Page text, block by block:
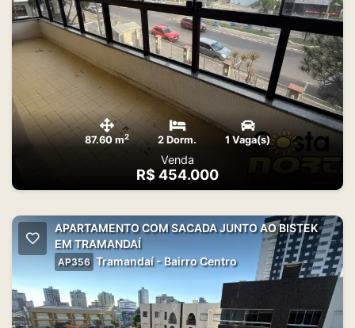
87.60 m2 2 Dorm. 1 Vaga(s)
Venda
R$ 454.000
APARTAMENTO COM SACADA JUNTO AO BISTEK
EM TRAMANDAÍ
AP356 Tramandaí - Bairro Centro